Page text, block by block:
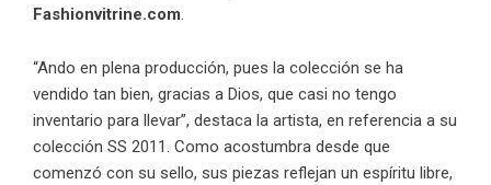
Fashionvitrine.com.
“Ando en plena producción, pues la colección se ha
vendido tan bien, gracias a Dios, que casi no tengo
inventario para llevar”, destaca la artista, en referencia a su
colección SS 2011. Como acostumbra desde que
comenzó con su sello, sus piezas reflejan un espíritu libre,